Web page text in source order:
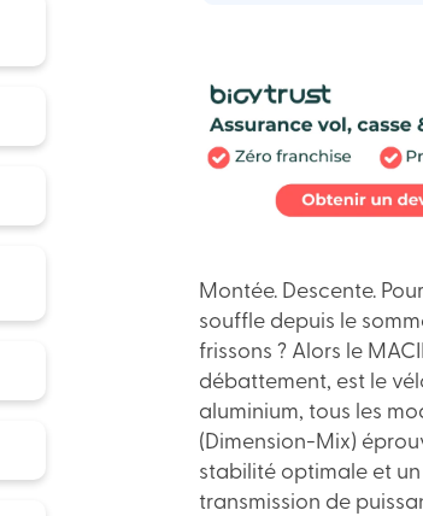
Montée. Descente.
souffle depuis le
frissons ? Alors le
débattement, est le
aluminium, tous les
(Dimension-Mix)
stabilité optimale et un
transmission de